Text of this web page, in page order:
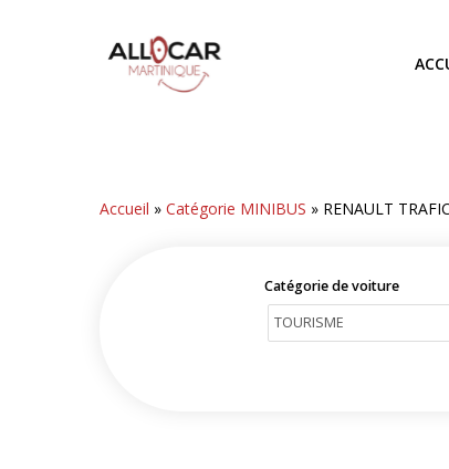
Accueil »Catégorie MINIBUS » RENAULT
Catégorie de voiture